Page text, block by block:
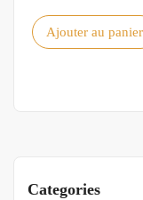
Categories
Ajouter au panier